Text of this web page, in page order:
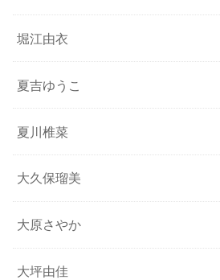
堀江由衣
夏吉ゆうこ
夏川椎菜
大久保瑠美
大原さやか
大坪由佳